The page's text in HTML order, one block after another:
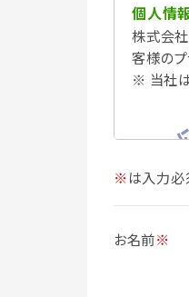
個人情
株式会社
客様の
※ 当社は
※は入力必
お名前※